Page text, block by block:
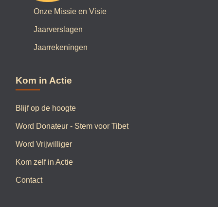
Onze Missie en Visie
Jaarverslagen
Jaarrekeningen
Kom in Actie
Blijf op de hoogte
Word Donateur - Stem voor Tibet
Word Vrijwilliger
Kom zelf in Actie
Contact